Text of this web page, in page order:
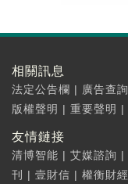
相關訊息
法定公告欄 | 廣告查詢
版權聲明 | 重要聲明 |
友情鏈接
清博智能 | 艾媒諮詢 |
刊
| 壹財信 | 權衡財經